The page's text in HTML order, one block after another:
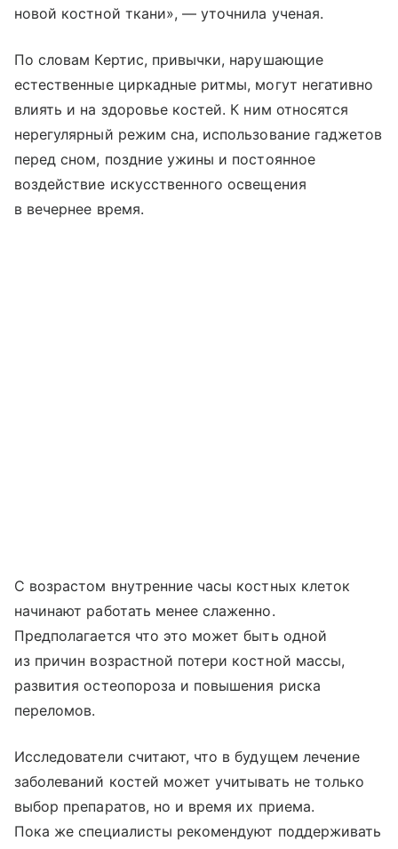
новой костной ткани», — уточнила ученая.
По словам Кертис, привычки, нарушающие
естественные циркадные ритмы, могут негативно
влиять и на здоровье костей. К ним относятся
нерегулярный режим сна, использование гаджетов
перед сном, поздние ужины и постоянное
воздействие искусственного освещения
в вечернее время.
С возрастом внутренние часы костных клеток
начинают работать менее слаженно.
Предполагается что это может быть одной
из причин возрастной потери костной массы,
развития остеопороза и повышения риска
переломов.
Исследователи считают, что в будущем лечение
заболеваний костей может учитывать не только
выбор препаратов, но и время их приема.
Пока же специалисты рекомендуют поддерживать